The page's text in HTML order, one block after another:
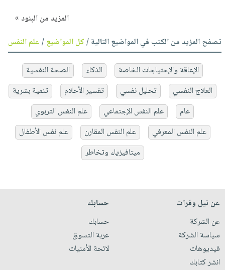
المزيد من البنود »
تصفح المزيد من الكتب في المواضيع التالية /كل المواضيع/علم النفس
الإعاقة والإحتياجات الخاصة الذكاء
الصحة النفسية
العلاج النفسي
تحليل نفسي تفسير الأحلام
تنمية بشرية
عام
علم النفس الإجتماعي
علم النفس التربوي
علم النفس المعرفي
علم النفس المقارن
علم نفس الأطفال
ميتافيزياء وتخاطر
عن نيل وفرات
عن الشركة
سياسة الشركة
فيديوهات
انشر كتابك
حسابك
حسابك
عربة التسوق
لائحة الأمنيات